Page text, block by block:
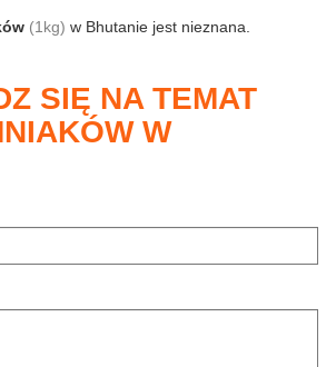
(1kg) w Bhutanie jest nieznana.
SIĘ NA TEMAT
W